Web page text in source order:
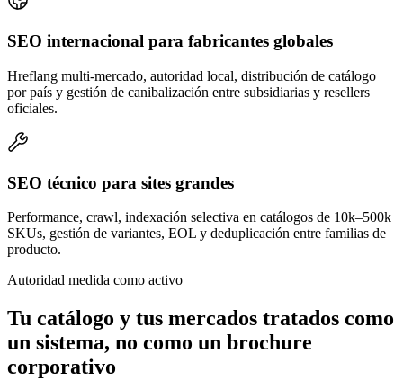
SEO internacional para fabricantes globales
Hreflang multi-mercado, autoridad local, distribución de catálogo
por país y gestión de canibalización entre subsidiarias y resellers
oficiales.
SEO técnico para sites grandes
Performance, crawl, indexación selectiva en catálogos de 10k–500k
SKUs, gestión de variantes, EOL y deduplicación entre familias de
producto.
Autoridad medida como activo
Tu catálogo y tus mercados tratados como
un sistema, no como un brochure
corporativo